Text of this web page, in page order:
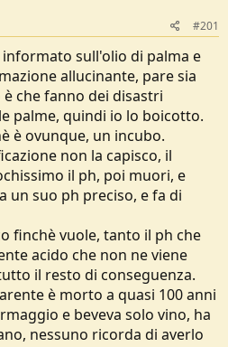
#201
sull'olio di palma e
allucinante, pare sia
che fanno dei disastri
palme, quindi io lo boicotto.
è ovunque, un incubo.
non la capisco, il
il ph, poi muori, e
un suo ph preciso, e fa di
finchè vuole, tanto il ph che
acido che non ne viene
il resto di conseguenza.
è morto a quasi 100 anni
e beveva solo vino, ha
nessuno ricorda di averlo